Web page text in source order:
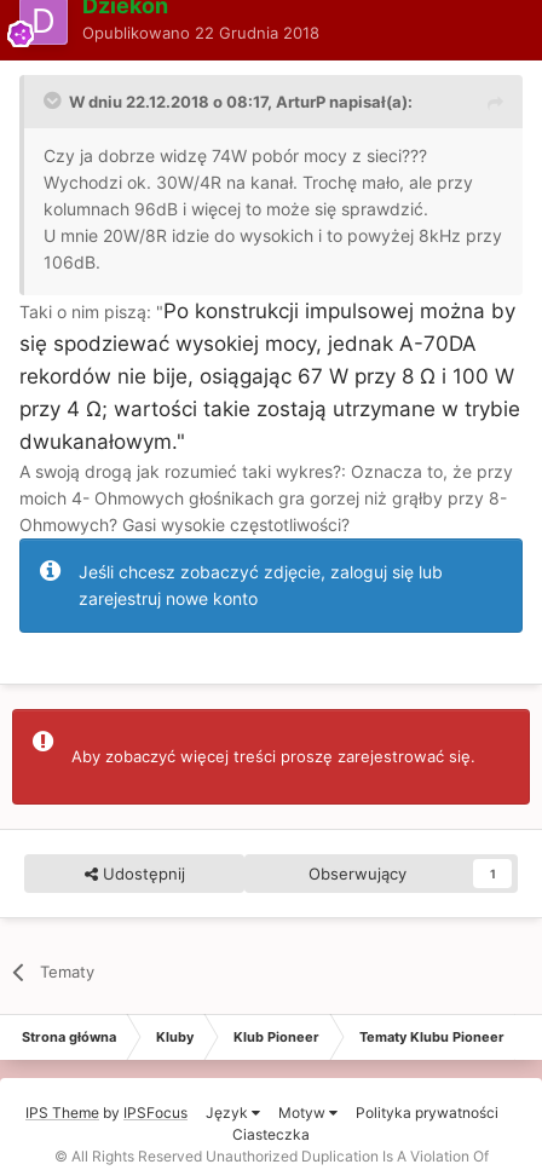
Opublikowano 22 Grudnia 2018
W dniu 22.12.2018 o 08:17, ArturP napisał(a):
Czy ja dobrze widzę 74W pobór mocy z sieci???
Wychodzi ok. 30W/4R na kanał. Trochę mało, ale przy
kolumnach 96dB i więcej to może się sprawdzić.
U mnie 20W/8R idzie do wysokich i to powyżej 8kHz przy
106dB.
Taki o nim piszą: "Po konstrukcji impulsowej można by
się spodziewać wysokiej mocy, jednak A-70DA
rekordów nie bije, osiągając 67 W przy 8 Ω i 100 W
przy 4 Ω; wartości takie zostają utrzymane w trybie
dwukanałowym."
A swoją drogą jak rozumieć taki wykres?: Oznacza to, że przy
moich 4- Ohmowych głośnikach gra gorzej niż grąłby przy 8-
Ohmowych? Gasi wysokie częstotliwości?
Jeśli chcesz zobaczyć zdjęcie, zaloguj się lub
zarejestruj nowe konto
Aby zobaczyć więcej treści proszę zarejestrować się.
Udostępnij Obserwujący 1
Tematy
Strona główna Kluby Klub Pioneer Tematy Klubu Pioneer
IPS Theme by IPSFocus Język Motyw
Polityka prywatności
Ciasteczka
© All Rights Reserved Unauthorized Duplication Is A Violation Of